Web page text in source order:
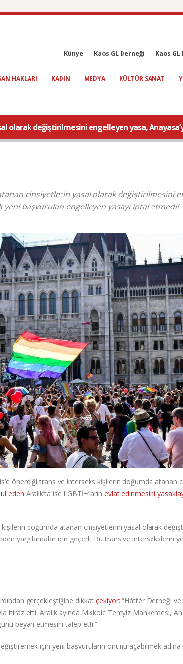
Künye Kaos GL Derneği Kaos
HAKLARI KADIN MEDYA KÜLTÜR SANAT
olarak değiştirilmesini engelleyen yasa,
cinsiyetlerin yasal olarak değiştirilmesini
yeni başvuruları engelleyen yasayı iptal etmedi!
önerdiği trans ve interseks kişilerin doğumda atanan
eden Aralık’ta ise LGBTİ+’ların evlat edinmesini
doğumda atanan cinsiyetlerini yasal olarak
yargılamalar için geçerli. Bu trans ve intersekslerin
gerçekleştiğine dikkat çekiyor: “Háttér Derneği
itiraz etti. Aralık ayında Miskolc Temyiz Mahkemesi,
beyan etmesini talep etti.”
için yeni başvuruların önünü açabilmek